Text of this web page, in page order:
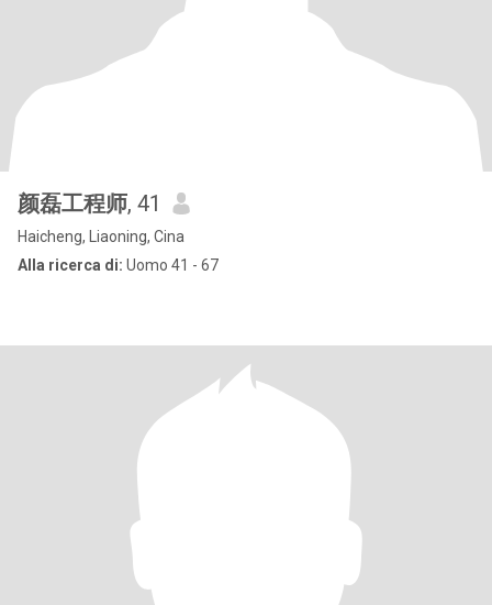
颜磊工程师, 41
Haicheng, Liaoning, Cina
Alla ricerca di: Uomo 41 - 67